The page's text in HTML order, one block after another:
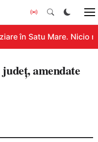
în Satu Mare. Nicio
amendate